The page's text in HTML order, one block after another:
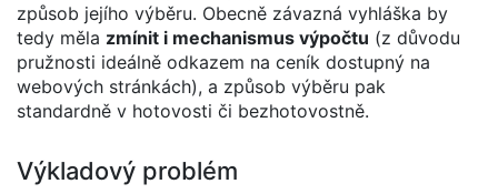
způsob jejího výběru. Obecně závazná vyhláška by
tedy měla zmínit i mechanismus výpočtu (z důvodu
pružnosti ideálně odkazem na ceník dostupný na
webových stránkách), a způsob výběru pak
standardně v hotovosti či bezhotovostně.
Výkladový problém